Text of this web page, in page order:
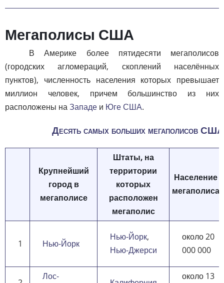
Мегаполисы США
В Америке более пятидесяти мегаполисов
(городских агломераций, скоплений населённых
пунктов), численность населения которых превышает
миллион человек, причем большинство из них
расположены наЗападе и Юге США.
Десять самых больших мегаполисов США
Крупнейший
город в
мегаполисе
Штаты, на
территории
которых
расположен
мегаполис
Население
мегаполиса
1 Нью-Йорк
Нью-Йорк,
Нью-Джерси
около 20
000 000
Лос-
около 13